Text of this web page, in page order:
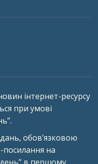
інтернет-ресурсу
при умові
обов’язковою
на